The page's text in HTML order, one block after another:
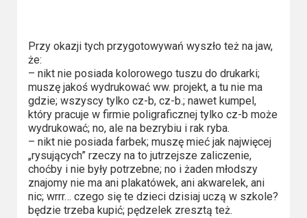
Podsumowania
2023
2022
2021
2020
2019
Przy okazji tych przygotowywań wyszło też na jaw,
że:
– nikt nie posiada kolorowego tuszu do drukarki;
muszę jakoś wydrukować ww. projekt, a tu nie ma
gdzie; wszyscy tylko cz-b, cz-b.; nawet kumpel,
który pracuje w firmie poligraficznej tylko cz-b może
wydrukować; no, ale na bezrybiu i rak ryba.
– nikt nie posiada farbek; muszę mieć jak najwięcej
„rysujących” rzeczy na to jutrzejsze zaliczenie,
choćby i nie były potrzebne; no i żaden młodszy
znajomy nie ma ani plakatówek, ani akwarelek, ani
nic; wrrr… czego się te dzieci dzisiaj uczą w szkole?
będzie trzeba kupić; pędzelek zresztą też.